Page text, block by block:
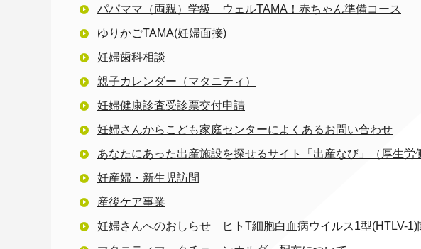
パパママ（両親）学級 ウェルTAMA！赤ちゃん準備コース
ゆりかごTAMA(妊婦面接)
妊婦歯科相談
親子カレンダー（マタニティ）
妊婦健康診査受診票交付申請
妊婦さんからこども家庭センターによくあるお問い合わせ
あなたにあった出産施設を探せるサイト「出産なび」（厚生労
妊産婦・新生児訪問
産後ケア事業
妊婦さんへのおしらせ ヒトT細胞白血病ウイルス1型(HTLV-1)